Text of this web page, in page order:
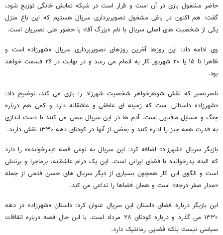
حاضر مشغول بازی در آن است و قرار است در شبکه نمایش خانگی توزیع شود،
گفت: هم اکنون در باغی مشغول تصویربرداری سریال هستیم که این باغ منزل
یکی از شخصیت های اصلی سریال با نام «بزرگ آقا» با حضور علی نصیریان است.
وی ادامه داد: این روزها آخرین روزهای تصویربرداری سریال «شهرزاد» است و
ظاهرا تا ۱۵ یا ۲۰ شهریور کار به اتمام می رسد و در نهایت در ۲۶ قسمت خواهد
بود.
ناصرنصیر که نقش شوهرخواهر شخصیت شهرزاد را بازی می کند، توضیح داد:
«شهرزاد» داستانی است که زمینه ای عاطفی و عاشقانه دارد و کمی هم درباره
جنگ و مسایل مافیایی است. آدم ها در این سریال سعی می کنند با دست اندازی
به قدرت همه چیز را اداره کنند و بعضی از آنها در کودتای دهه ۱۳۳۰ نقش دارند.
بازیگر سریال «شهرزاد» اضافه کرد: این سریال به نوعی قصه «پدرخوانده» را دارد
که البته پدرخوانده با فضای ایرانی است. این یک درام عاشقانه، پرماجرا و پرتنش
است و الگوی این کار همچون بسیاری از دیگر سریال های حسن فتحی از جمله
«مدار صفر درجه» است و همان فضاها را تداعی می کند.
این بازیگر درباره فضای داستان این سریال عنوان کرد: داستان «شهرزاد» در دهه
۱۳۳۰ می گذرد و درباره کودتای ۲۸ مرداد است. با این حال قصه درباره اتفاقات
سیاسی نیست بلکه فضایی رمانتیک دارد.